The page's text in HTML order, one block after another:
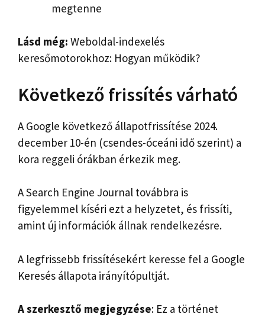
megtenne
Lásd még: Weboldal-indexelés
keresőmotorokhoz: Hogyan működik?
Következő frissítés várható
A Google következő állapotfrissítése 2024.
december 10-én (csendes-óceáni idő szerint) a
kora reggeli órákban érkezik meg.
A Search Engine Journal továbbra is
figyelemmel kíséri ezt a helyzetet, és frissíti,
amint új információk állnak rendelkezésre.
A legfrissebb frissítésekért keresse fel a Google
Keresés állapota irányítópultját.
A szerkesztő megjegyzése: Ez a történet